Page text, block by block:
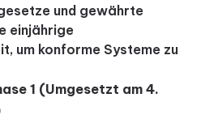
und gewährte
einjährige
um konforme Systeme zu
1 (Umgesetzt am 4.